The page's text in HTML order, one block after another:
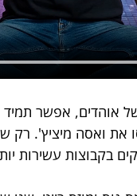
אוהדים, אפשר תמיד
את ואסה מיציץ'. רק
עשירות